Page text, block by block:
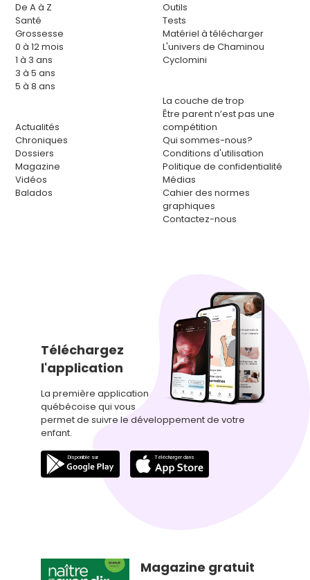
De A à Z
Santé
Grossesse
0 à 12 mois
1 à 3 ans
3 à 5 ans
5 à 8 ans
Actualités
Chroniques
Dossiers
Magazine
Vidéos
Balados
Outils
Tests
Matériel à télécharger
L'univers de Chaminou
Cyclomini
La couche de trop
Être parent n’est pas une
compétition
Qui sommes-nous?
Conditions d'utilisation
Politique de confidentialité
Médias
Cahier des normes
graphiques
Contactez-nous
Téléchargez
l'application
La première application
québécoise qui vous
permet de suivre le développement de votre
enfant.
Magazine gratuit